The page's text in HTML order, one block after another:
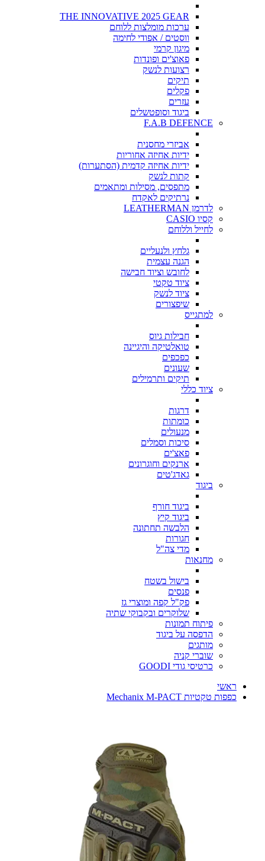
THE INNOVATIVE 2025 GEAR
ערכות מומלצות ללוחם
ווסטים / אפודי לחימה
מיגון קרמי
פאוצ'ים ופונדות
רצועות לנשק
תיקים
פקלים
עזרים
ביגוד וסופטשלים
F.A.B DEFENCE
אביזרי מחסנית
ידיות אחיזה אחוריות
ידיות אחיזה קדמית (הסתערות)
קתות לנשק
מתפסים, מסילות ומתאמים
נרתיקים לאקדח
לדרמן LEATHERMAN
קסיו CASIO
לחייל וללוחם
גלחץ ולנעליים
הגנה עצמית
לחובש וציוד חבישה
ציוד טקטי
ציוד לנשק
שיפצורים
למתגייס
חבילות גיוס
טואלטיקה והיגיינה
כפכפים
שעונים
תיקים ותרמילים
ציוד כללי
דרגות
כומתות
מנעולים
סיכות וסמלים
פאצ'ים
ארנקים וחוגרונים
גאדג'טים
ביגוד
ביגוד חורף
ביגוד קיץ
הלבשה תחתונה
חגורות
מדי צה"ל
מחנאות
בישול בשטח
פנסים
פק"ל קפה ומוצרי גז
שלוקרים ובקבוקי שתיה
פיתוח תמונות
הדפסה על ביגוד
מותגים
שוברי קניה
כרטיסי גודי GOODI
ראשי
כפפות טקטיות Mechanix M-PACT